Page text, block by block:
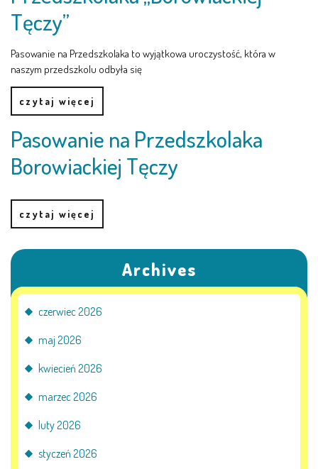
RADA RODZICÓW
GRUPY DZIECI
LEŚNE PSZCZÓŁKI – BYSŁAW
ŻABKI – BYSŁAW
WIEWIÓRKI – BYSŁAW
WIEWIÓRKI – LUBIEWO
PRACOWNICY
Tęczy”
Pasowanie na Przedszkolaka to wyjątkowa uroczystość, która w
naszym przedszkolu odbyła się
czytaj więcej
Pasowanie na Przedszkolaka
Borowiackiej Tęczy
czytaj więcej
Archives
czerwiec 2026
maj 2026
kwiecień 2026
marzec 2026
luty 2026
styczeń 2026